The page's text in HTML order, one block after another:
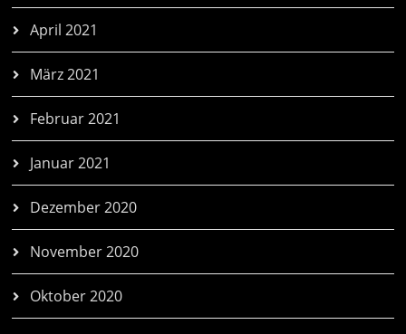
April 2021
März 2021
Februar 2021
Januar 2021
Dezember 2020
November 2020
Oktober 2020